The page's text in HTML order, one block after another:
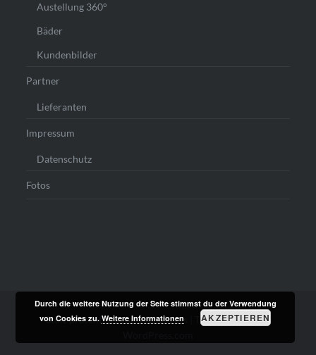
Austellung 360°
Bäder
Kundenbilder
Partner
Lieferanten
Impressum
Datenschutz
Fotos
Stolz präsentiert von WordPress
Theme: Dyad von
Durch die weitere Nutzung der Seite stimmst du der Verwendung
von Cookies zu.Weitere Informationen AKZEPTIEREN